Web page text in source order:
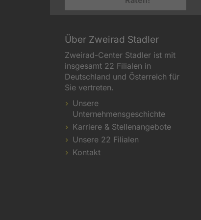
Über Zweirad Stadler
Zweirad-Center Stadler ist mit
insgesamt 22 Filialen in
Deutschland und Österreich für
Sie vertreten.
Unsere
Unternehmensgeschichte
Karriere & Stellenangebote
Unsere 22 Filialen
Kontakt